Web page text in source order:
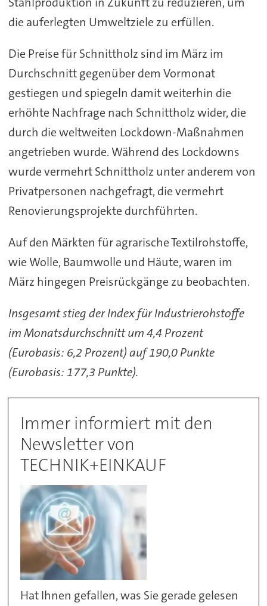
die auferlegten Umweltziele zu erfüllen.
Die Preise für Schnittholz sind im März im
Durchschnitt gegenüber dem Vormonat
gestiegen und spiegeln damit weiterhin die
erhöhte Nachfrage nach Schnittholz wider, die
durch die weltweiten Lockdown-Maßnahmen
angetrieben wurde. Während des Lockdowns
wurde vermehrt Schnittholz unter anderem von
Privatpersonen nachgefragt, die vermehrt
Renovierungsprojekte durchführten.
Auf den Märkten für agrarische Textilrohstoffe,
wie Wolle, Baumwolle und Häute, waren im
März hingegen Preisrückgänge zu beobachten.
Insgesamt stieg der Index für Industrierohstoffe
im Monatsdurchschnitt um 4,4 Prozent
(Eurobasis: 6,2 Prozent) auf 190,0 Punkte
(Eurobasis: 177,3 Punkte).
Immer informiert mit den
Newsletter von
TECHNIK+EINKAUF
Hat Ihnen gefallen, was Sie gerade gelesen